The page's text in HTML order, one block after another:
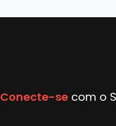
Conecte-se com o